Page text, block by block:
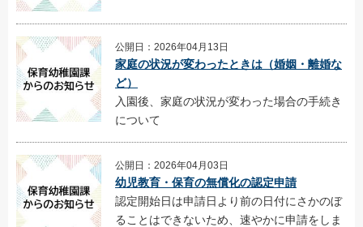
公開日：2026年04月13日
家庭の状況が変わったときは（婚姻・離婚な
ど）
入園後、家庭の状況が変わった場合の手続き
について
公開日：2026年04月03日
幼児教育・保育の無償化の認定申請
認定開始日は申請日より前の日付にさかのぼ
ることはできないため、速やかに申請をしま